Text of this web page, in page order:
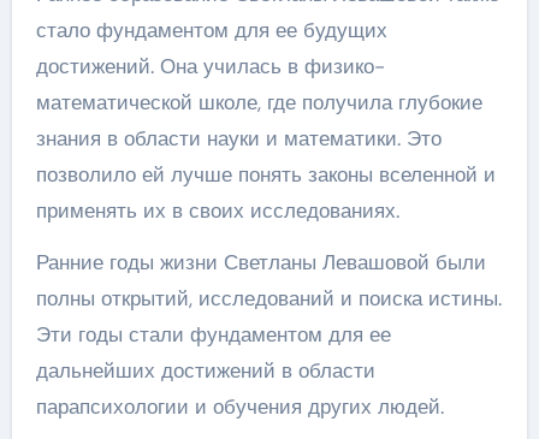
стало фундаментом для ее будущих
достижений. Она училась в физико-
математической школе, где получила глубокие
знания в области науки и математики. Это
позволило ей лучше понять законы вселенной и
применять их в своих исследованиях.
Ранние годы жизни Светланы Левашовой были
полны открытий, исследований и поиска истины.
Эти годы стали фундаментом для ее
дальнейших достижений в области
парапсихологии и обучения других людей.